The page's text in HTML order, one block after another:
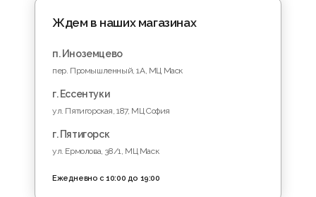
Ждем в наших магазинах
п. Иноземцево
пер. Промышленный, 1A, МЦ Маск
г. Ессентуки
ул. Пятигорская, 187, МЦ София
г. Пятигорск
ул. Ермолова, 38/1, МЦ Маск
Ежедневно с 10:00 до 19:00